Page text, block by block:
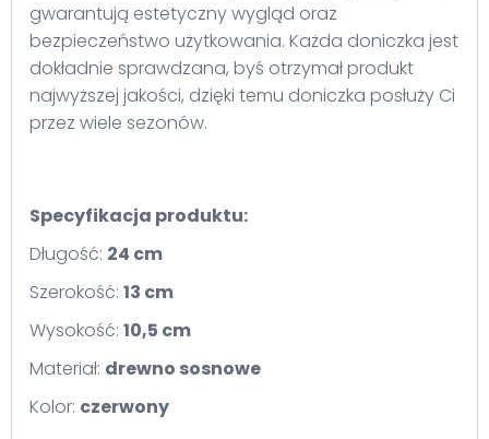
gwarantują estetyczny wygląd oraz
bezpieczeństwo użytkowania. Każda doniczka jest
dokładnie sprawdzana, byś otrzymał produkt
najwyższej jakości, dzięki temu doniczka posłuży Ci
przez wiele sezonów.
Specyfikacja produktu:
Długość: 24 cm
Szerokość: 13 cm
Wysokość: 10,5 cm
Materiał: drewno sosnowe
Kolor: czerwony